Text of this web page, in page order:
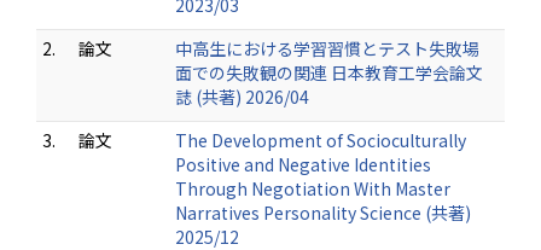
2023/03
2.
論文
中高生における学習習慣とテスト失敗場
面での失敗観の関連 日本教育工学会論文
誌 (共著) 2026/04
3.
論文
The Development of Socioculturally
Positive and Negative Identities
Through Negotiation With Master
Narratives Personality Science (共著)
2025/12